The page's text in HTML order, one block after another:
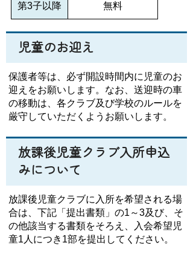
第3子以降 無料
児童のお迎え
保護者等は、必ず開設時間内に児童のお
迎えをお願いします。なお、送迎時の車
の移動は、各クラブ及び学校のルールを
厳守していただくようお願いします。
放課後児童クラブ入所申込
みについて
放課後児童クラブに入所を希望される場
合は、下記「提出書類」の1～3及び、そ
の他該当する書類をそろえ、入会希望児
童1人につき1部を提出してください。